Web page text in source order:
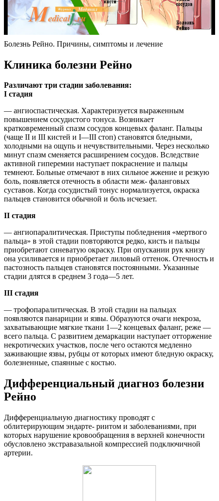
Болезнь Рейно. Причины, симптомы и лечение
Клиника болезни Рейно
Различают три стадии заболевания:
I стадия
— ангиоспастическая. Характеризуется выраженным
повышением сосудистого тонуса. Возникает
кратковременный спазм сосудов концевых фаланг. Пальцы
(чаще II и III кистей и I—III стоп) становятся бледными,
холодными на ощупь и нечувствительными. Через несколько
минут спазм сменяется расширением сосудов. Вследствие
активной гиперемии наступает покраснение и пальцы
темнеют. Больные отмечают в них сильное жжение и резкую
боль, появляется отечность в области меж- фаланговых
суставов. Когда сосудистый тонус нормализуется, окраска
пальцев становится обычной и боль исчезает.
II стадия
— ангиопаралитическая. Приступы побледнения «мертвого
пальца» в этой стадии повторяются редко, кисть и пальцы
приобретают синеватую окраску. При опускании рук книзу
она усиливается и приобретает лиловый оттенок. Отечность и
пастозность пальцев становятся постоянными. Указанные
стадии длятся в среднем 3 года—5 лет.
III стадия
— трофопаралитическая. В этой стадии на пальцах
появляются панариции и язвы. Образуются очаги некроза,
захватывающие мягкие ткани 1—2 концевых фаланг, реже —
всего пальца. С развитием демаркации наступает отторжение
некротических участков, после чего остаются медленно
заживающие язвы, рубцы от которых имеют бледную окраску,
болезненные, спаянные с костью.
Дифференциальный диагноз болезни
Рейно
Дифференциальную диагностику проводят с
облитерирующим эндарте- риитом и заболеваниями, при
которых нарушение кровообращения в верхней конечности
обусловлено экстравазальной компрессией подключичной
артерии.